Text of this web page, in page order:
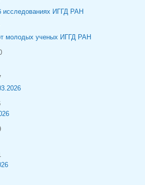
исследованиях ИГГД РАН
молодых ученых ИГГД РАН